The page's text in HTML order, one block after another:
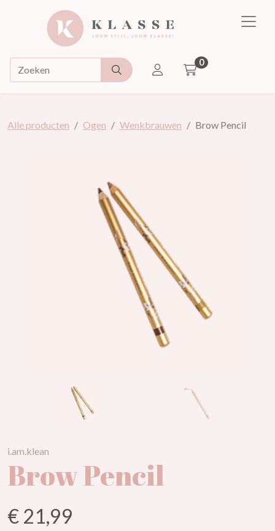
Klasse
Doorzoek de webshop
ACCOUNT
0
Alle producten Ogen Wenkbrauwen Brow Pencil
i.am.klean
Brow Pencil
€ 21,99